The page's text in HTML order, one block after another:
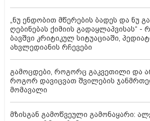
„ნუ ენდობით მწერების ბადეს და ნუ
ღებინებას ქიმიის გადაყლაპვისას“ -
ბავშვი კრიტიკულ სიტუაციაში,
ახვლედიანის რჩევები
გამოცდები, როგორც გაკვეთილი და
როგორ დავიცვათ შვილების
მომავალი
მზისგან გამოწვეული გამონაყარი: